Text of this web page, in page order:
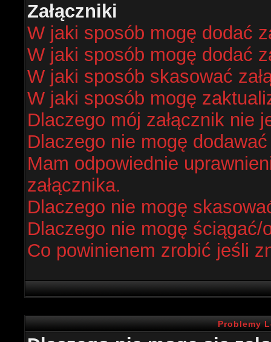
Załączniki
W jaki sposób mogę dodać
W jaki sposób mogę dodać
W jaki sposób skasować
W jaki sposób mogę
Dlaczego mój załącznik nie
Dlaczego nie mogę dodawać
Mam odpowiednie
załącznika.
Dlaczego nie mogę
Dlaczego nie mogę ściągać/
Co powinienem zrobić jeśli
Problemy